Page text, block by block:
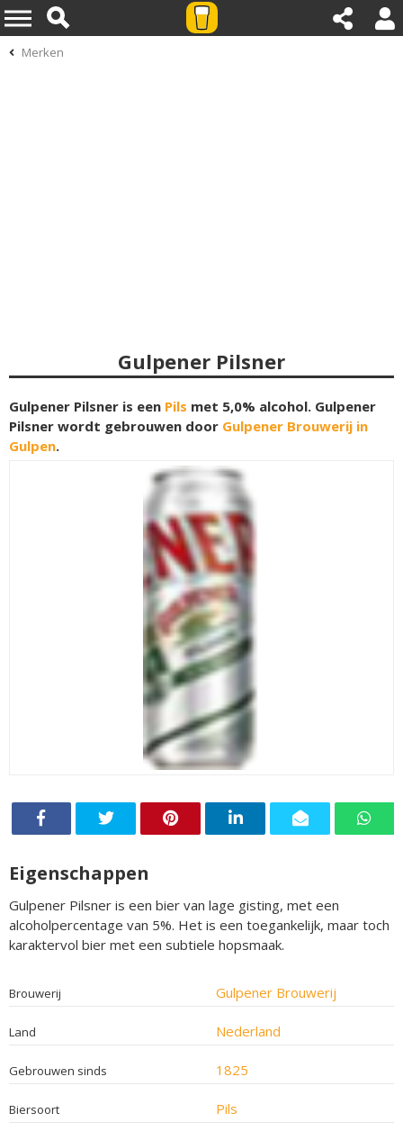
Merken
Gulpener Pilsner
Gulpener Pilsner is een Pils met 5,0% alcohol. Gulpener
Pilsner wordt gebrouwen door Gulpener Brouwerij in
Gulpen.
Eigenschappen
Gulpener Pilsner is een bier van lage gisting, met een
alcoholpercentage van 5%. Het is een toegankelijk, maar toch
karaktervol bier met een subtiele hopsmaak.
Brouwerij Gulpener Brouwerij
Land Nederland
Gebrouwen sinds 1825
Biersoort Pils